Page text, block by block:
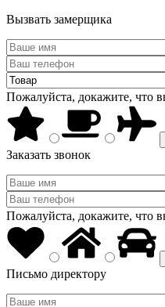
Вызвать замерщика
Пожалуйста, докажите, что
Заказать звонок
Пожалуйста, докажите, что
Письмо директору